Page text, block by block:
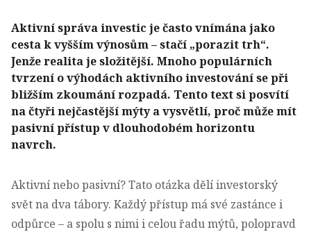
Aktivní správa investic je často vnímána jako
cesta k vyšším výnosům – stačí „porazit trh“.
Jenže realita je složitější. Mnoho populárních
tvrzení o výhodách aktivního investování se při
bližším zkoumání rozpadá. Tento text si posvítí
na čtyři nejčastější mýty a vysvětlí, proč může mít
pasivní přístup v dlouhodobém horizontu
navrch.
Aktivní nebo pasivní? Tato otázka dělí investorský
svět na dva tábory. Každý přístup má své zastánce i
odpůrce – a spolu s nimi i celou řadu mýtů, polopravd